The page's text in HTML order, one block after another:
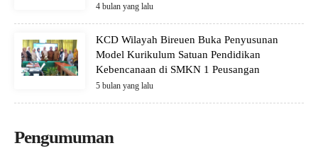
4 bulan yang lalu
KCD Wilayah Bireuen Buka Penyusunan
Model Kurikulum Satuan Pendidikan
Kebencanaan di SMKN 1 Peusangan
5 bulan yang lalu
Pengumuman